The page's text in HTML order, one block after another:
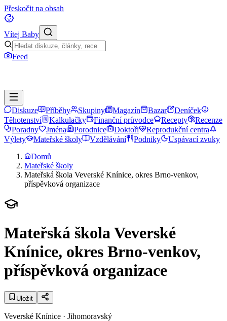
Přeskočit na obsah
Vítej Baby
Feed
Diskuze Příběhy Skupiny Magazín Bazar
Deníček
Těhotenství
Kalkulačky Finanční průvodce Recepty
Recenze
Poradny
Jména Porodnice Doktoři
Reprodukční centra
Výlety
Mateřské školy Vzdělávání Podniky
Uspávací zvuky
Domů
Mateřské školy
Mateřská škola Veverské Knínice, okres Brno-venkov,
příspěvková organizace
Mateřská škola Veverské
Knínice, okres Brno-venkov,
příspěvková organizace
Uložit
Veverské Knínice · Jihomoravský